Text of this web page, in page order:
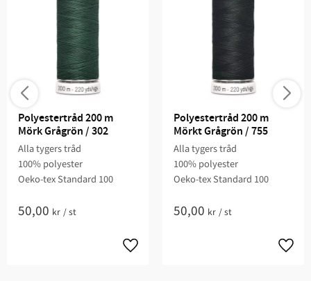
Polyestertråd 200 m
Mörk Grågrön / 302
Alla tygers tråd
100% polyester
Oeko-tex Standard 100
50,00 kr /st
Polyestertråd 200 m
Mörkt Grågrön / 755
Alla tygers tråd
100% polyester
Oeko-tex Standard 100
50,00 kr /st